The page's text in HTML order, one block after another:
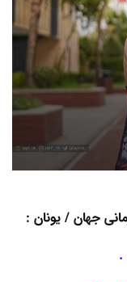
جهان / یونان :
.